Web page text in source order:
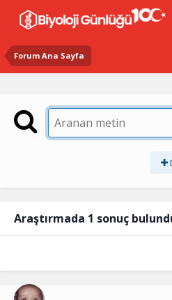
Forum Ana Sayfa
Araştırmada 1 sonuç